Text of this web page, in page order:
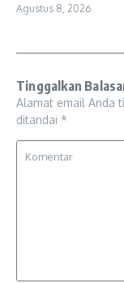
Agustus 8, 2026
Tinggalkan
Alamat email Anda
ditandai *